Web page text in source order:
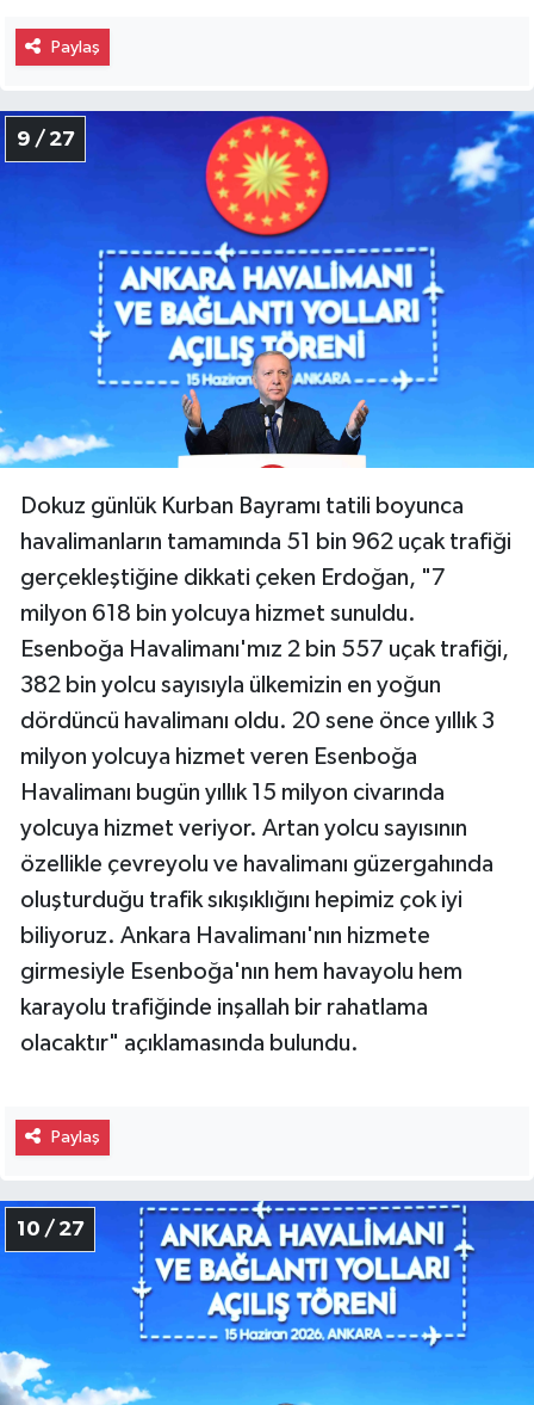
Paylaş
9 / 27
Dokuz günlük Kurban Bayramı tatili boyunca
havalimanların tamamında 51 bin 962 uçak trafiği
gerçekleştiğine dikkati çeken Erdoğan, "7
milyon 618 bin yolcuya hizmet sunuldu.
Esenboğa Havalimanı'mız 2 bin 557 uçak trafiği,
382 bin yolcu sayısıyla ülkemizin en yoğun
dördüncü havalimanı oldu. 20 sene önce yıllık 3
milyon yolcuya hizmet veren Esenboğa
Havalimanı bugün yıllık 15 milyon civarında
yolcuya hizmet veriyor. Artan yolcu sayısının
özellikle çevreyolu ve havalimanı güzergahında
oluşturduğu trafik sıkışıklığını hepimiz çok iyi
biliyoruz. Ankara Havalimanı'nın hizmete
girmesiyle Esenboğa'nın hem havayolu hem
karayolu trafiğinde inşallah bir rahatlama
olacaktır" açıklamasında bulundu.
Paylaş
10 / 27